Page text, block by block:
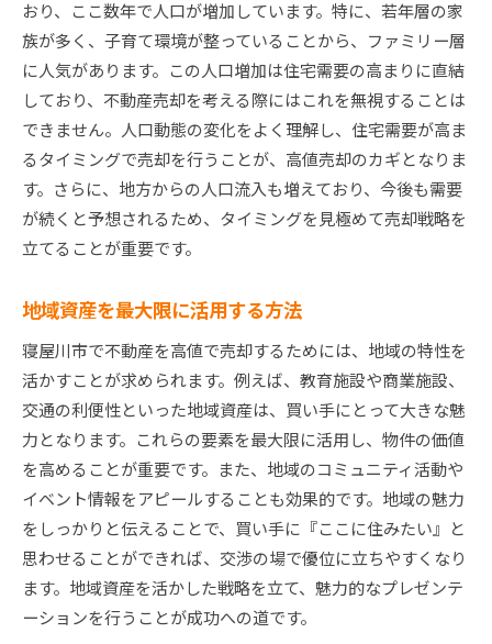
売却後の対応とフォローアップ
成功事例に学ぶ売却の秘訣
寝屋川市不動産売却で成功するための地域特性を最
大限に活用
地域ブランドの確立と活用
住環境と生活利便性の強調
地域イベントと不動産価値の関係
地元企業との連携で信頼を構築
寝屋川市不動産売却の成功法地域特性と市場トレン
ドを融合
地域特性を基にした市場予測
トレンド商品としての地域開発
需要に応じた物件カスタマイズ
地域特性を活かした価格競争力
買い手の心をつかむマーケティング
地域連携で市場ニーズに応える
寝屋川市での不動産売却地域特性を知り価値を引き
おり、ここ数年で人口が増加しています。特に、若年層の家
族が多く、子育て環境が整っていることから、ファミリー層
に人気があります。この人口増加は住宅需要の高まりに直結
しており、不動産売却を考える際にはこれを無視することは
できません。人口動態の変化をよく理解し、住宅需要が高ま
るタイミングで売却を行うことが、高値売却のカギとなりま
す。さらに、地方からの人口流入も増えており、今後も需要
が続くと予想されるため、タイミングを見極めて売却戦略を
立てることが重要です。
地域資産を最大限に活用する方法
寝屋川市で不動産を高値で売却するためには、地域の特性を
活かすことが求められます。例えば、教育施設や商業施設、
交通の利便性といった地域資産は、買い手にとって大きな魅
力となります。これらの要素を最大限に活用し、物件の価値
を高めることが重要です。また、地域のコミュニティ活動や
イベント情報をアピールすることも効果的です。地域の魅力
をしっかりと伝えることで、買い手に『ここに住みたい』と
思わせることができれば、交渉の場で優位に立ちやすくなり
ます。地域資産を活かした戦略を立て、魅力的なプレゼンテ
ーションを行うことが成功への道です。